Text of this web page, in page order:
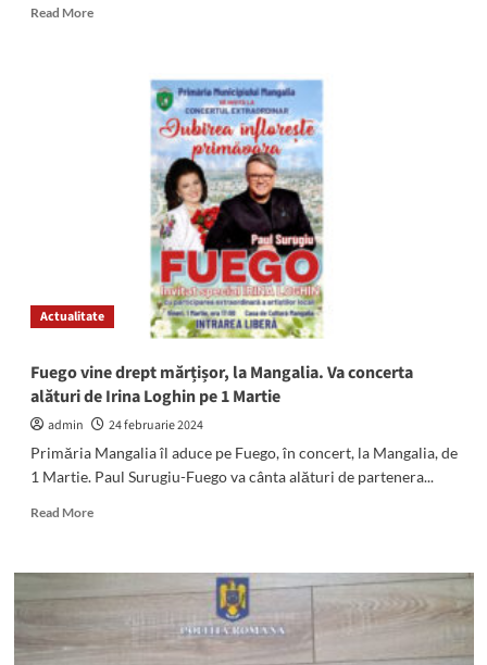
Read MoreRead
la
Actualitate
Fuego vine drept mărțișor, la Mangalia. Va concerta
alături de Irina Loghin pe 1 Martie
admin
24 februarie 2024
Primăria Mangalia îl aduce pe Fuego, în concert, la Mangalia, de
1 Martie. Paul Surugiu-Fuego va cânta alături de partenera...
Read MoreRead
Fuego
vine
mărțișor,